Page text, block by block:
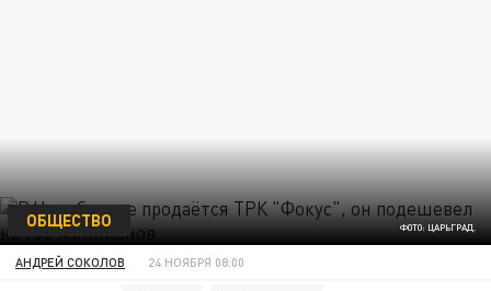
ФОТО: ЦАРЬГРАД.
ОБЩЕСТВО
АНДРЕЙ СОКОЛОВ 24 НОЯБРЯ 08:00